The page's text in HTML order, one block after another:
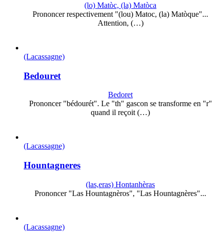
(lo) Matòc, (la) Matòca
Prononcer respectivement "(lou) Matoc, (la) Matòque"...
Attention, (…)
(Lacassagne)
Bedouret
Bedoret
Prononcer "bédourét". Le "th" gascon se transforme en "r"
quand il reçoit (…)
(Lacassagne)
Hountagneres
(las,eras) Hontanhèras
Prononcer "Las Hountagnèros", "Las Hountagnères"...
(Lacassagne)